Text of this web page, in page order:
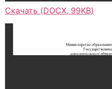
Скачать (DOCX, 99KB)